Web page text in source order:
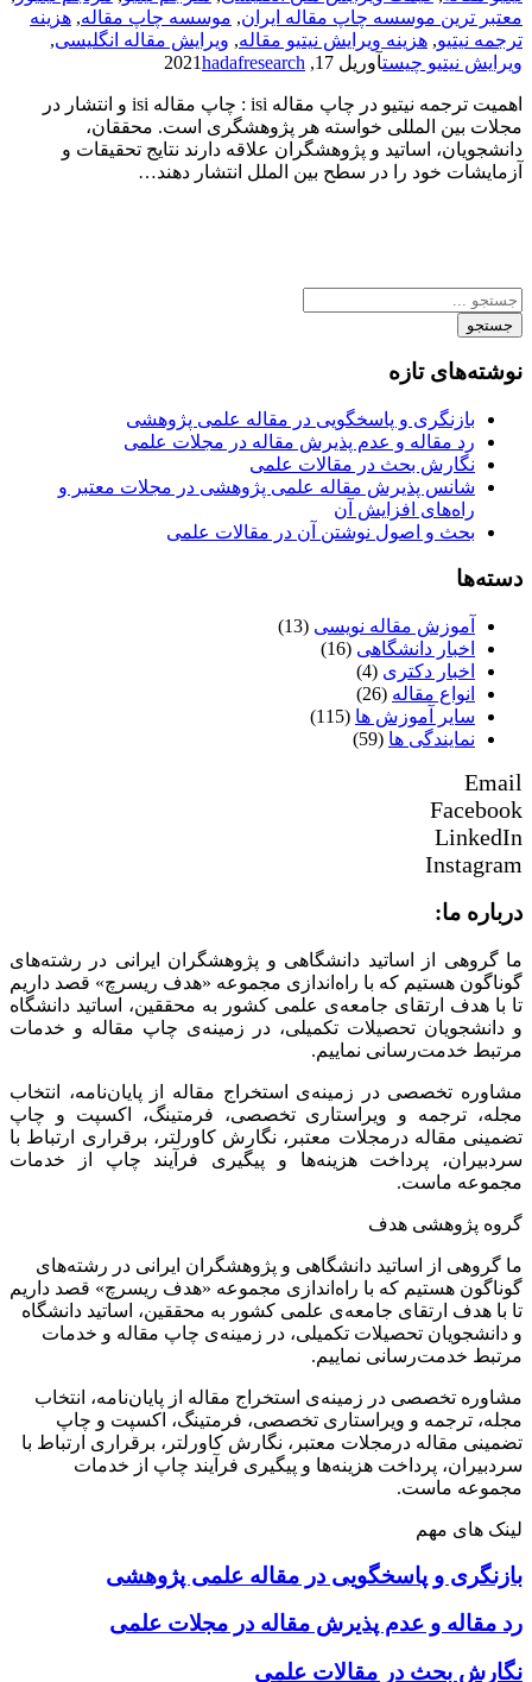
معتبر ترین موسسه چاپ مقاله ایران, موسسه چاپ مقاله, هزینه
ترجمه نیتیو, هزینه ویرایش نیتیو مقاله, ویرایش مقاله انگلیسی,
ویرایش نیتیو چیستآوریل 17, 2021 hadafresearch
اهمیت ترجمه نیتیو در چاپ مقاله isi : چاپ مقاله isi و انتشار در
مجلات بین المللی خواسته هر پژوهشگری است. محققان،
دانشجویان، اساتید و پژوهشگران علاقه دارند نتایج تحقیقات و
آزمایشات خود را در سطح بین الملل انتشار دهند…
جستجو
نوشته‌های تازه
بازنگری و پاسخگویی در مقاله علمی پژوهشی
رد مقاله و عدم پذیرش مقاله در مجلات علمی
نگارش بحث در مقالات علمی
شانس پذیرش مقاله علمی پژوهشی در مجلات معتبر و
راه‌های افزایش آن
بحث و اصول نوشتن آن در مقالات علمی
دسته‌ها
آموزش مقاله نویسی (13)
اخبار دانشگاهی (16)
اخبار دکتری (4)
انواع مقاله (26)
سایر آموزش ها (115)
نمایندگی ها (59)
Email
Facebook
LinkedIn
Instagram
درباره ما:
ما گروهی از اساتید دانشگاهی و پژوهشگران ایرانی در رشته‌های
گوناگون هستیم که با راه‌اندازی مجموعه «هدف ریسرچ» قصد داریم
تا با هدف ارتقای جامعه‌ی علمی کشور به محققین، اساتید دانشگاه
و دانشجویان تحصیلات تکمیلی، در زمینه‌ی چاپ مقاله و خدمات
مرتبط خدمت‌رسانی نماییم.
مشاوره تخصصی در زمینه‌ی استخراج مقاله از پایان‌نامه، انتخاب
مجله، ترجمه و ویراستاری تخصصی، فرمتینگ، اکسپت و چاپ
تضمینی مقاله درمجلات معتبر، نگارش کاورلتر، برقراری ارتباط با
سردبیران، پرداخت هزینه‌ها و پیگیری فرآیند چاپ از خدمات
مجموعه ماست.
گروه پژوهشی هدف
ما گروهی از اساتید دانشگاهی و پژوهشگران ایرانی در رشته‌های
گوناگون هستیم که با راه‌اندازی مجموعه «هدف ریسرچ» قصد داریم
تا با هدف ارتقای جامعه‌ی علمی کشور به محققین، اساتید دانشگاه
و دانشجویان تحصیلات تکمیلی، در زمینه‌ی چاپ مقاله و خدمات
مرتبط خدمت‌رسانی نماییم.
مشاوره تخصصی در زمینه‌ی استخراج مقاله از پایان‌نامه، انتخاب
مجله، ترجمه و ویراستاری تخصصی، فرمتینگ، اکسپت و چاپ
تضمینی مقاله درمجلات معتبر، نگارش کاورلتر، برقراری ارتباط با
سردبیران، پرداخت هزینه‌ها و پیگیری فرآیند چاپ از خدمات
مجموعه ماست.
لینک های مهم
بازنگری و پاسخگویی در مقاله علمی پژوهشی
رد مقاله و عدم پذیرش مقاله در مجلات علمی
نگارش بحث در مقالات علمی